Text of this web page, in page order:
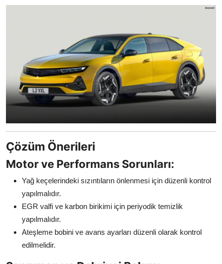
Çözüm Önerileri
Motor ve Performans Sorunları:
Yağ keçelerindeki sızıntıların önlenmesi için düzenli kontrol
yapılmalıdır.
EGR valfi ve karbon birikimi için periyodik temizlik
yapılmalıdır.
Ateşleme bobini ve avans ayarları düzenli olarak kontrol
edilmelidir.